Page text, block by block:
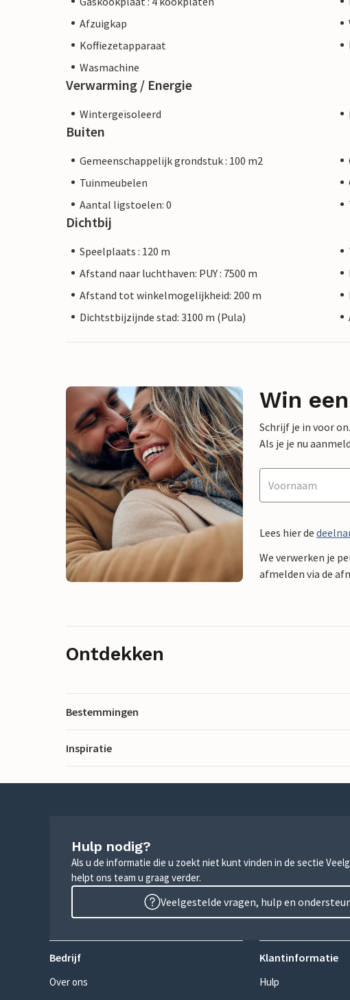
Afzuigkap
Koffiezetapparaat
Wasmachine
Verwarming / Energie
Wintergeïsoleerd
Buiten
Gemeenschappelijk grondstuk : 100 m2
Tuinmeubelen
Aantal ligstoelen: 0
Dichtbij
Speelplaats : 120 m
Afstand naar luchthaven: PUY : 7500 m
Afstand tot winkelmogelijkheid: 200 m
Dichtstbijzijnde stad: 3100 m (Pula)
Win
Schrijf je in voor
Als je je nu
Lees hier de
We verwerken je
afmelden via de
Ontdekken
Bestemmingen
Inspiratie
Hulp nodig?
Als u de informatie die u zoekt niet kunt vinden in de sectie
helpt ons team u graag verder.
Veelgestelde vragen, hulp en
Bedrijf
Over ons
Klantinformatie
Hulp